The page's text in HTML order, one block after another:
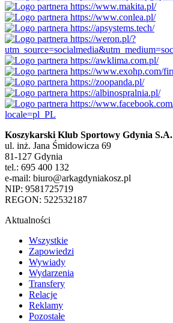
Koszykarski Klub Sportowy Gdynia S.A.
ul. inż. Jana Śmidowicza 69
81-127 Gdynia
tel.: 695 400 132
e-mail: biuro@arkagdyniakosz.pl
NIP: 9581725719
REGON: 522532187
Aktualności
Wszystkie
Zapowiedzi
Wywiady
Wydarzenia
Transfery
Relacje
Reklamy
Pozostałe